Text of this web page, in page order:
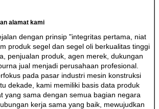
alamat kami
dengan prinsip "integritas pertama, niat
produk segel dan segel oli berkualitas tinggi
penjualan produk, agen merek, dukungan
jual menjadi perusahaan profesional.
pada pasar industri mesin konstruksi
dekade, kami memiliki basis data produk
yang sama dengan semua bagian negara
kerja sama yang baik, mewujudkan